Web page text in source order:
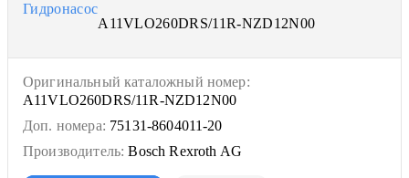
Гидронасос
A11VLO260DRS/11R-NZD12N00
Оригинальный каталожный номер:
A11VLO260DRS/11R-NZD12N00
Доп. номера: 75131-8604011-20
Производитель: Bosch Rexroth AG